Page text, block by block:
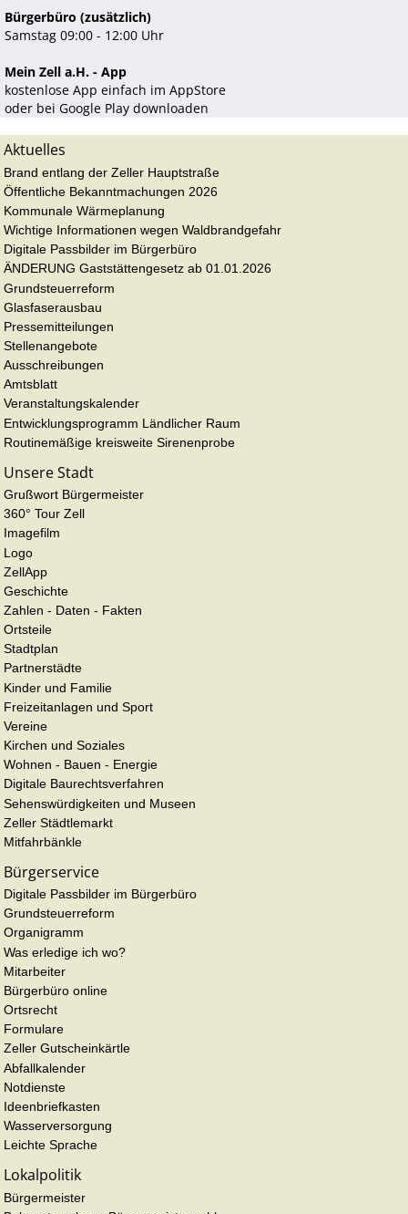
Bürgerbüro (zusätzlich)
Samstag 09:00 - 12:00 Uhr
Mein Zell a.H. - App
kostenlose App einfach im AppStore
oder bei Google Play downloaden
Aktuelles
Brand entlang der Zeller Hauptstraße
Öffentliche Bekanntmachungen 2026
Kommunale Wärmeplanung
Wichtige Informationen wegen Waldbrandgefahr
Digitale Passbilder im Bürgerbüro
ÄNDERUNG Gaststättengesetz ab 01.01.2026
Grundsteuerreform
Glasfaserausbau
Pressemitteilungen
Stellenangebote
Ausschreibungen
Amtsblatt
Veranstaltungskalender
Entwicklungsprogramm Ländlicher Raum
Routinemäßige kreisweite Sirenenprobe
Unsere Stadt
Grußwort Bürgermeister
360° Tour Zell
Imagefilm
Logo
ZellApp
Geschichte
Zahlen - Daten - Fakten
Ortsteile
Stadtplan
Partnerstädte
Kinder und Familie
Freizeitanlagen und Sport
Vereine
Kirchen und Soziales
Wohnen - Bauen - Energie
Digitale Baurechtsverfahren
Sehenswürdigkeiten und Museen
Zeller Städtlemarkt
Mitfahrbänkle
Bürgerservice
Digitale Passbilder im Bürgerbüro
Grundsteuerreform
Organigramm
Was erledige ich wo?
Mitarbeiter
Bürgerbüro online
Ortsrecht
Formulare
Zeller Gutscheinkärtle
Abfallkalender
Notdienste
Ideenbriefkasten
Wasserversorgung
Leichte Sprache
Lokalpolitik
Bürgermeister